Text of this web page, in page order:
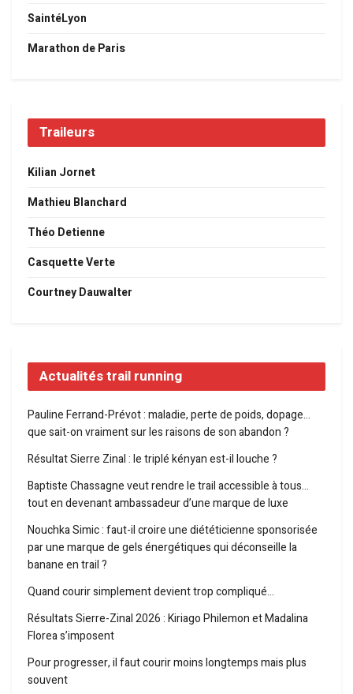
SaintéLyon
Marathon de Paris
Traileurs
Kilian Jornet
Mathieu Blanchard
Théo Detienne
Casquette Verte
Courtney Dauwalter
Actualités trail running
Pauline Ferrand-Prévot : maladie, perte de poids, dopage…
que sait-on vraiment sur les raisons de son abandon ?
Résultat Sierre Zinal : le triplé kényan est-il louche ?
Baptiste Chassagne veut rendre le trail accessible à tous…
tout en devenant ambassadeur d’une marque de luxe
Nouchka Simic : faut-il croire une diététicienne sponsorisée
par une marque de gels énergétiques qui déconseille la
banane en trail ?
Quand courir simplement devient trop compliqué…
Résultats Sierre-Zinal 2026 : Kiriago Philemon et Madalina
Florea s’imposent
Pour progresser, il faut courir moins longtemps mais plus
souvent